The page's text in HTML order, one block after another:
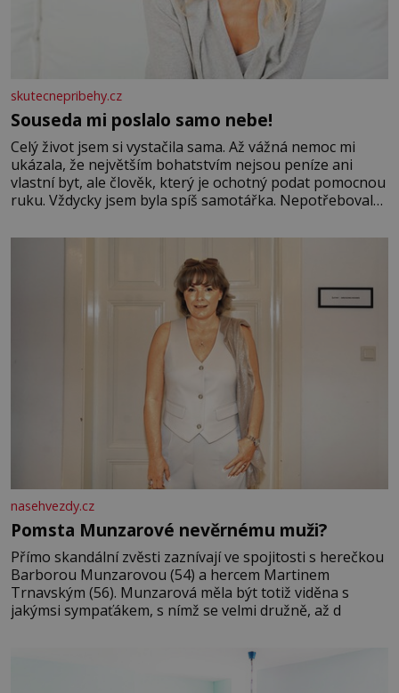
skutecnepribehy.cz
Souseda mi poslalo samo nebe!
Celý život jsem si vystačila sama. Až vážná nemoc mi
ukázala, že největším bohatstvím nejsou peníze ani
vlastní byt, ale člověk, který je ochotný podat pomocnou
ruku. Vždycky jsem byla spíš samotářka. Nepotřebovala
mi knihy, práce a hlavně klid. Hned po studiích jsem
nasehvezdy.cz
Pomsta Munzarové nevěrnému muži?
Přímo skandální zvěsti zaznívají ve spojitosti s herečkou
Barborou Munzarovou (54) a hercem Martinem
Trnavským (56). Munzarová měla být totiž viděna s
jakýmsi sympaťákem, s nímž se velmi družně, až d